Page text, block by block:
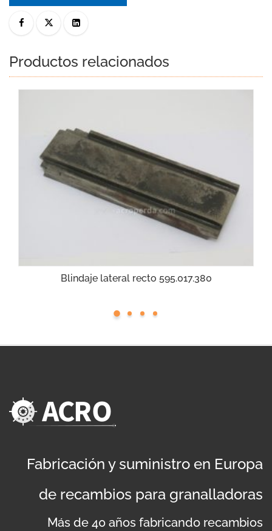
Productos relacionados
Blindaje lateral recto 595.017.380
Fabricación y suministro en Europa
de recambios para granalladoras
Más de 40 años fabricando recambios